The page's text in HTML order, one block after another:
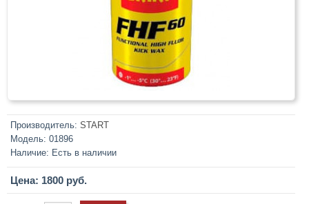
Производитель: START
Модель: 01896
Наличие: Есть в наличии
Цена: 1800 руб.